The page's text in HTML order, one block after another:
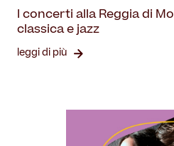
I concerti alla Reggia di
classica e jazz
leggi di più